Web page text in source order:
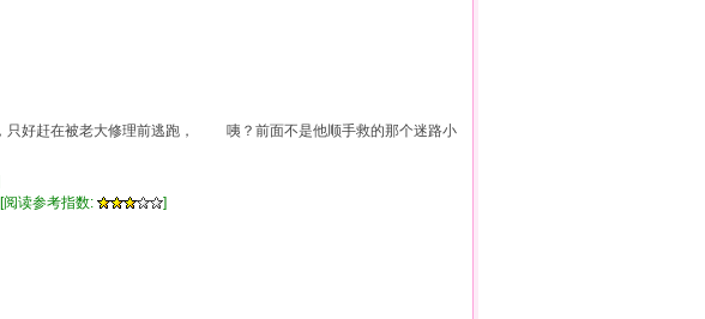
好赶在被老大修理前逃跑， 咦？前面不是他顺手救的那个迷路小
读参考指数:
]